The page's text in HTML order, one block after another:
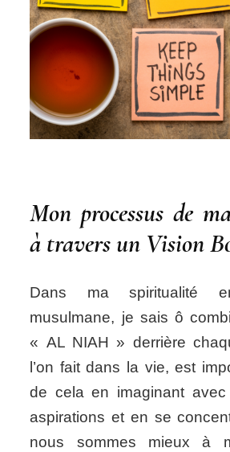
Mon processus de
à travers un Vision
Dans ma spiritualité
musulmane, je sais ô
« AL NIAH » derrière
l’on fait dans la vie, est
de cela en imaginant
aspirations et en se
nous sommes mieux à